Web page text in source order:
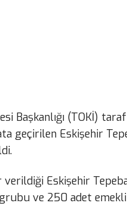
Başkanlığı (TOKİ)
geçirilen Eskişehir
Eskişehir
ve 250 adet